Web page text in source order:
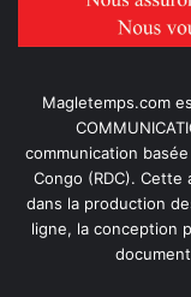
Magletemps.com
communication
Congo (RDC).
dans la production
ligne, la conception